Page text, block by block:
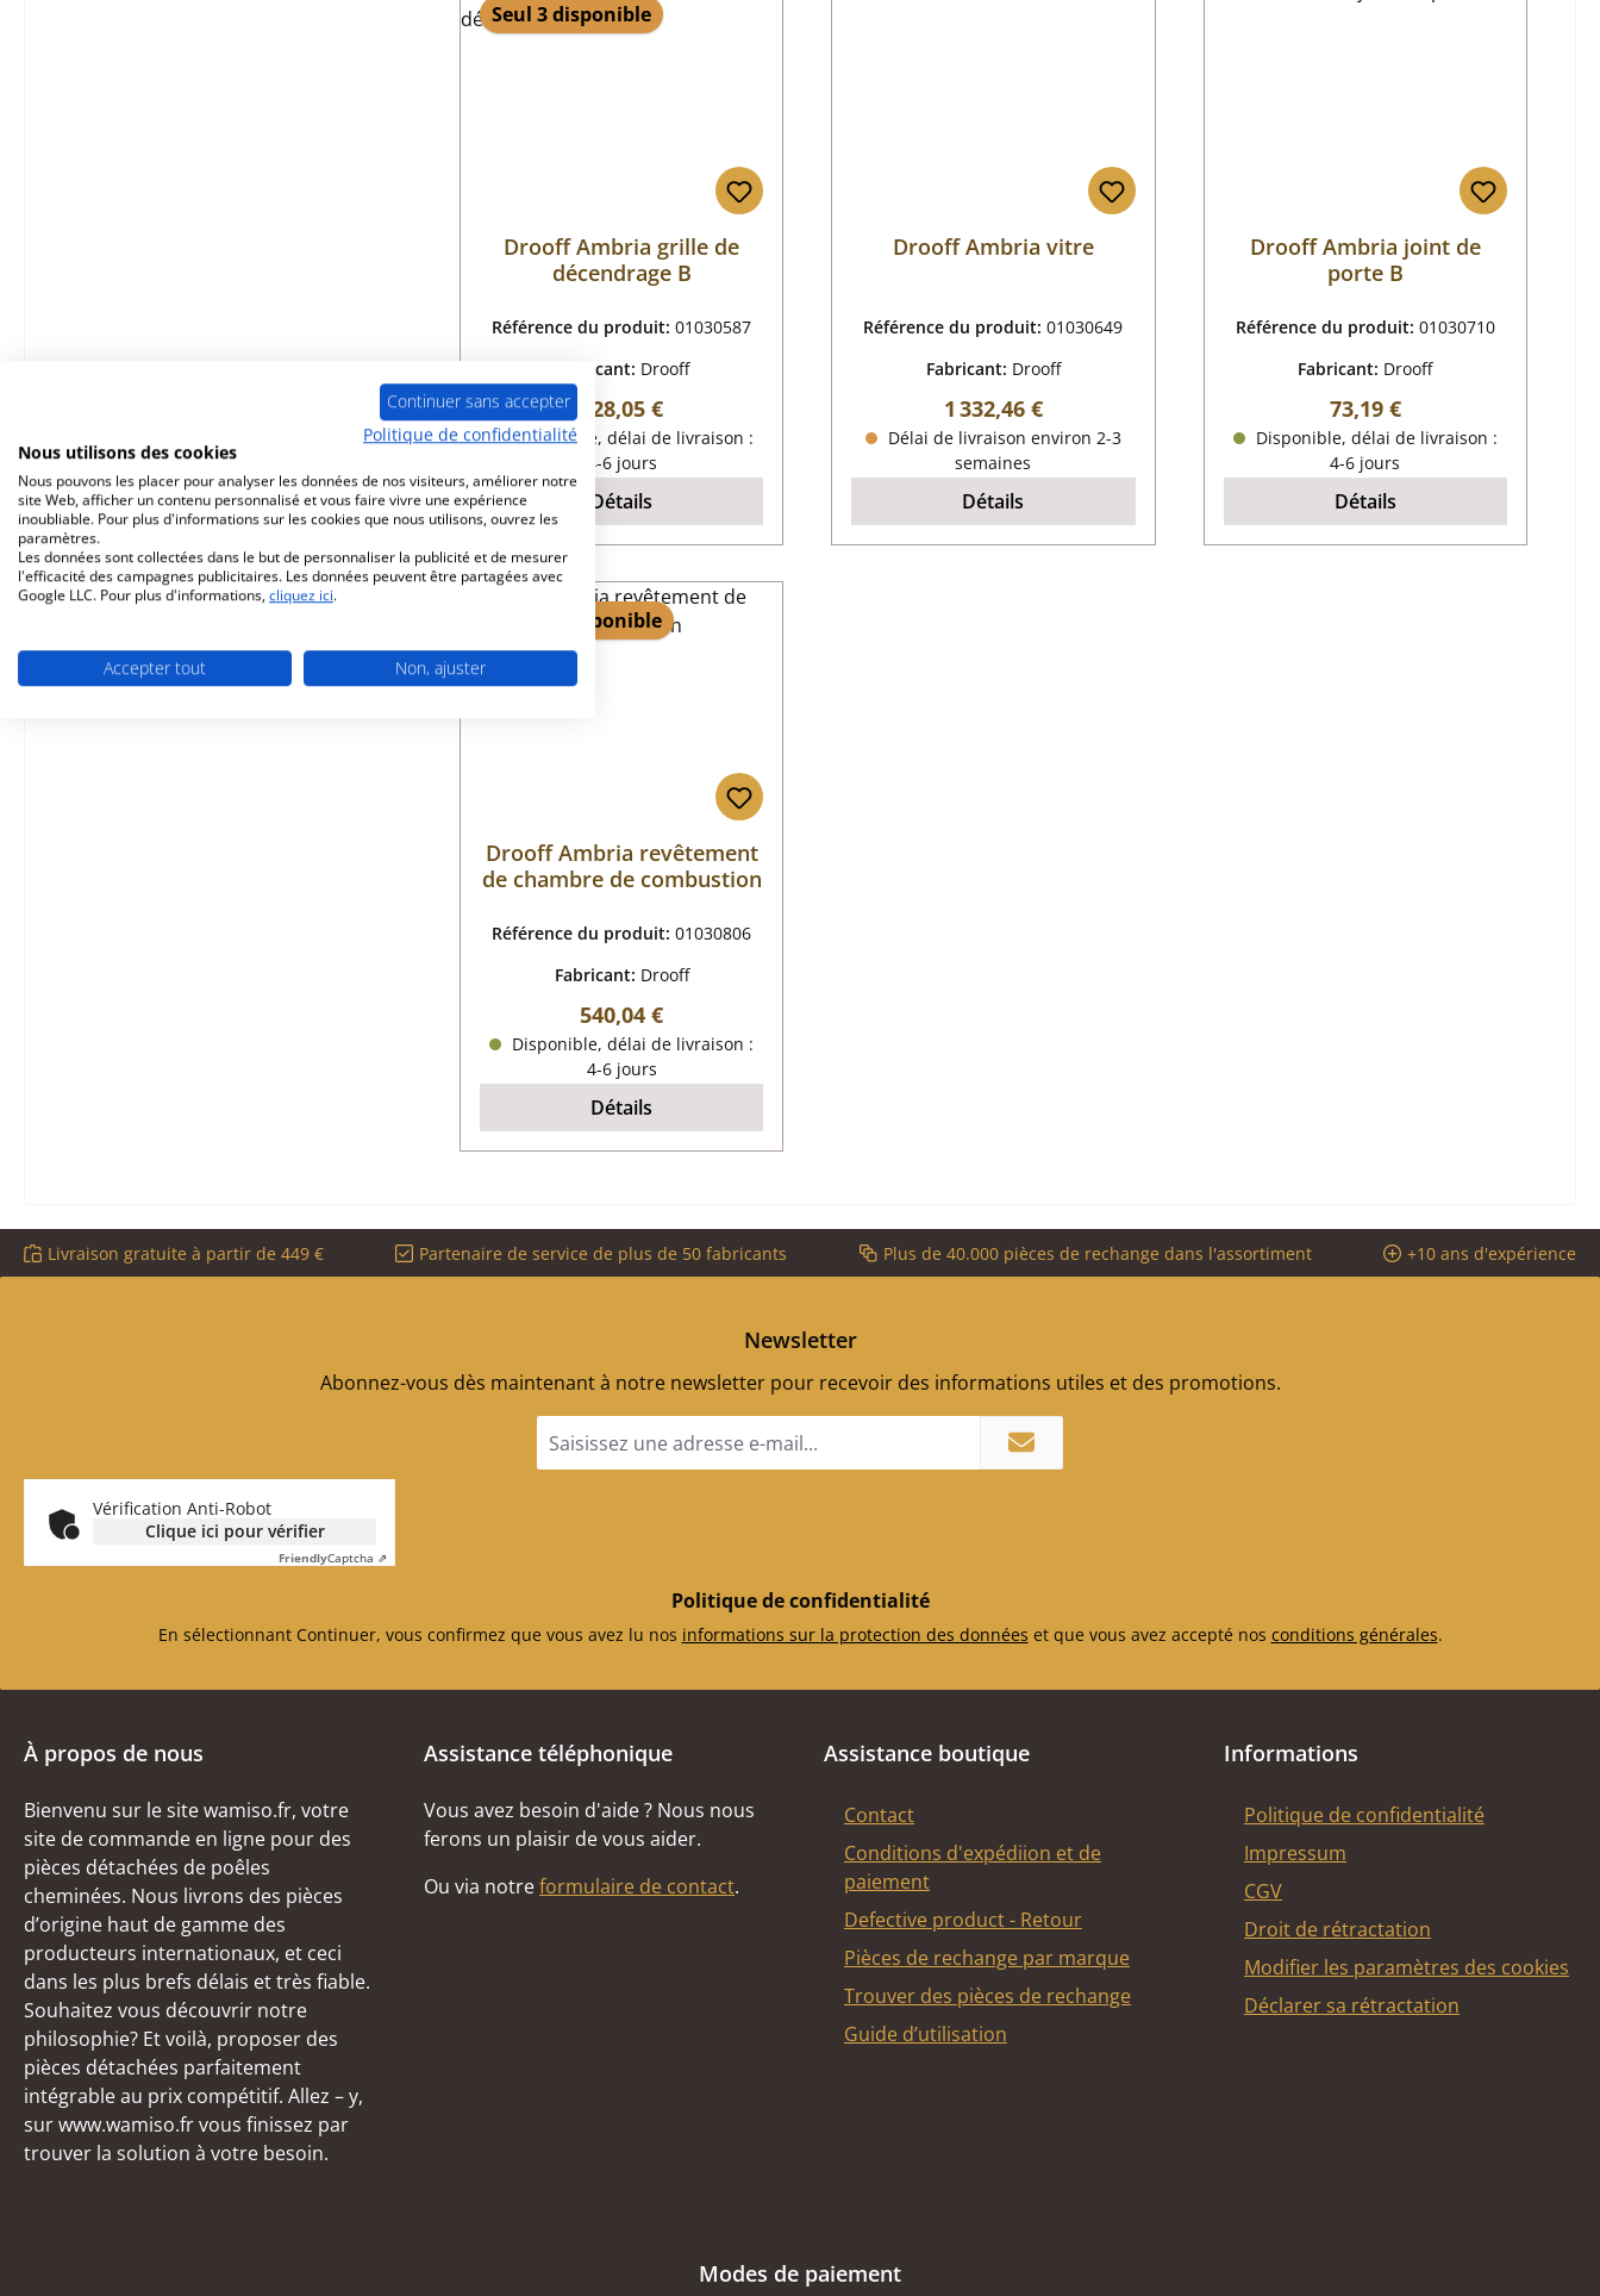
Seul 3 disponible
Drooff Ambria grille de
décendrage B
Référence du produit:01030587
Fabricant: Drooff
Prix régulier :
128,05 €
Disponible, délai de livraison :
4-6 jours
Détails
Drooff Ambria vitre
Référence du produit:01030649
Fabricant: Drooff
Prix régulier :
1 332,46 €
Délai de livraison environ 2-3
semaines
Détails
Drooff Ambria joint de
porte B
Référence du produit: 01030710
Fabricant: Drooff
Prix régulier :
73,19 €
Disponible, délai de livraison :
4-6 jours
Détails
Seul 10 disponible
Drooff Ambria revêtement
de chambre de combustion
Référence du produit:01030806
Fabricant: Drooff
Prix régulier :
540,04 €
Disponible, délai de livraison :
4-6 jours
Détails
Livraison gratuite à partir de 449 € Partenaire de service de plus de 50 fabricants Plus de 40.000 pièces de rechange dans l'assortiment +10 ans d'expérience
Newsletter
Abonnez-vous dès maintenant à notre newsletter pour recevoir des informations utiles et des promotions.
e-
Vérification Anti-Robot
Clique ici pour vérifier
FriendlyCaptcha ⇗
Politique de confidentialité
En sélectionnant Continuer, vous confirmez que vous avez lu nos informations sur la protection des données et que vous avez accepté nos conditions générales.
À propos de nous
Bienvenu sur le site wamiso.fr, votre
site de commande en ligne pour des
pièces détachées de poêles
cheminées. Nous livrons des pièces
d’origine haut de gamme des
producteurs internationaux, et ceci
dans les plus brefs délais et très fiable.
Souhaitez vous découvrir notre
philosophie? Et voilà, proposer des
pièces détachées parfaitement
intégrable au prix compétitif. Allez – y,
sur www.wamiso.fr vous finissez par
trouver la solution à votre besoin.
Assistance téléphonique
Vous avez besoin d'aide ? Nous nous
ferons un plaisir de vous aider.
Ou via notreformulaire de contact.
Assistance boutique
Contact
Conditions d'expédiion et de
paiement
Defective product - Retour
Pièces de rechange par marque
Trouver des pièces de rechange
Guide d’utilisation
Informations
Politique de confidentialité
Impressum
CGV
Droit de rétractation
Modifier les paramètres des cookies
Déclarer sa rétractation
Modes de paiement
Continuer sans accepter
Politique de confidentialité
Nous utilisons des cookies
Nous pouvons les placer pour analyser les données de nos visiteurs, améliorer notre
site Web, afficher un contenu personnalisé et vous faire vivre une expérience
inoubliable. Pour plus d'informations sur les cookies que nous utilisons, ouvrez les
paramètres.
Les données sont collectées dans le but de personnaliser la publicité et de mesurer
l'efficacité des campagnes publicitaires. Les données peuvent être partagées avec
Google LLC. Pour plus d'informations, cliquez ici.
Accepter tout Non, ajuster